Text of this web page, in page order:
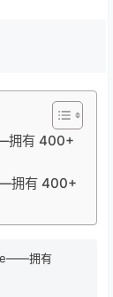
拥有 400+
拥有 400+
拥有